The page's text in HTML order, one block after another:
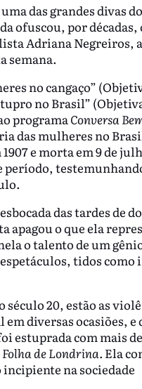
das grandes divas
ofuscou, por décadas,
Adriana Negreiros,
semana.
no cangaço”
no Brasil”
programa Conversa
das mulheres no
e morta em 9 de
período,
das tardes de
apagou o que ela
o talento de um
tidos como
20, estão as
diversas ocasiões, e
estuprada com mais
Folha de Londrina. Ela
na sociedade